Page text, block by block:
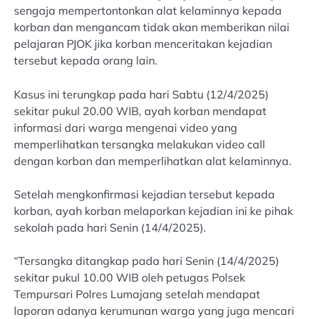
sengaja mempertontonkan alat kelaminnya kepada
korban dan mengancam tidak akan memberikan nilai
pelajaran PJOK jika korban menceritakan kejadian
tersebut kepada orang lain.
Kasus ini terungkap pada hari Sabtu (12/4/2025)
sekitar pukul 20.00 WIB, ayah korban mendapat
informasi dari warga mengenai video yang
memperlihatkan tersangka melakukan video call
dengan korban dan memperlihatkan alat kelaminnya.
Setelah mengkonfirmasi kejadian tersebut kepada
korban, ayah korban melaporkan kejadian ini ke pihak
sekolah pada hari Senin (14/4/2025).
“Tersangka ditangkap pada hari Senin (14/4/2025)
sekitar pukul 10.00 WIB oleh petugas Polsek
Tempursari Polres Lumajang setelah mendapat
laporan adanya kerumunan warga yang juga mencari